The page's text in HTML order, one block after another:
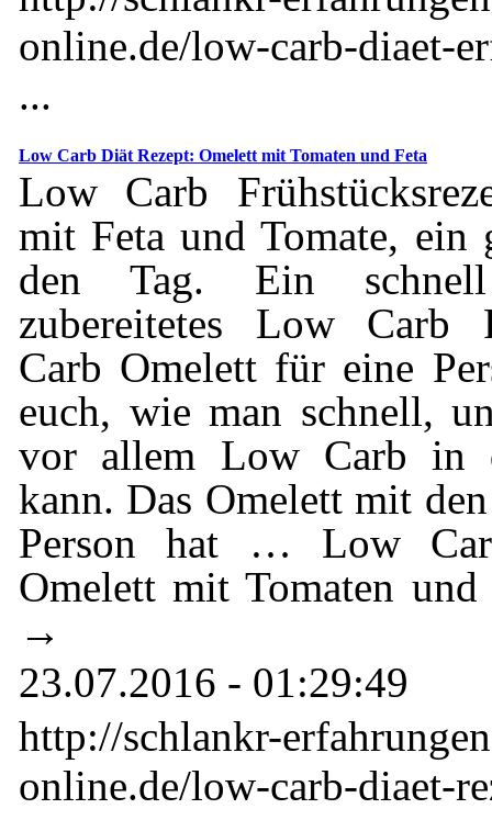
online.de/low-carb-diaet-
...
Low Carb Diät Rezept: Omelett mit Tomaten und Feta
Low Carb
mit Feta und Tomate, ein
den Tag. Ein
zubereitetes Low Carb
Carb Omelett für eine
euch, wie man schnell,
vor allem Low Carb in
kann. Das Omelett mit
Person hat … Low
Omelett mit Tomaten und
→
23.07.2016 - 01:29:49
http://schlankr-
online.de/low-carb-diaet-